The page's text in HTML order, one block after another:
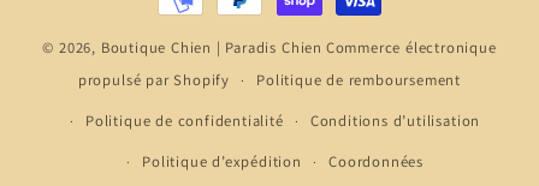
© 2026, Boutique Chien | Paradis Chien Commerce électronique
propulsé par Shopify
Politique de remboursement
Politique de confidentialité
Conditions d’utilisation
Politique d’expédition
Coordonnées